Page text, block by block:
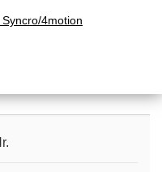
4motion